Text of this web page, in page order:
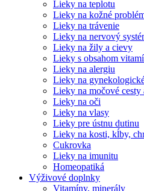
Lieky na teplotu
Lieky na kožné
Lieky na trávenie
Lieky na nervový
Lieky na žily a cievy
Lieky s obsahom
Lieky na alergiu
Lieky na
Lieky na močové
Lieky na oči
Lieky na vlasy
Lieky pre ústnu dutinu
Lieky na kosti, kĺby,
Cukrovka
Lieky na imunitu
Homeopatiká
Výživové doplnky
Vitamíny, minerály